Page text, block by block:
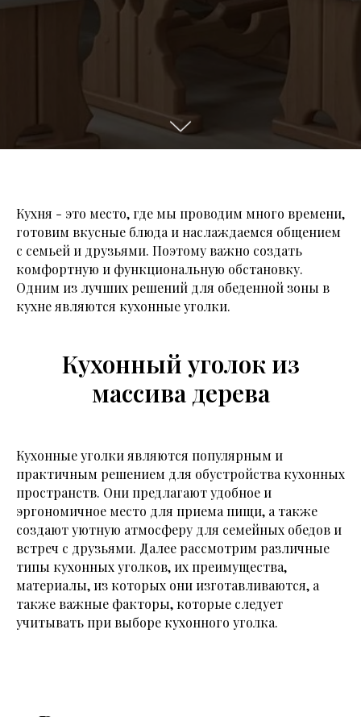
Кухня - это место, где мы проводим много времени,
готовим вкусные блюда и наслаждаемся общением
с семьей и друзьями. Поэтому важно создать
комфортную и функциональную обстановку.
Одним из лучших решений для обеденной зоны в
кухне являются кухонные уголки.
Кухонный уголок из
массива дерева
Кухонные уголки являются популярным и
практичным решением для обустройства кухонных
пространств. Они предлагают удобное и
эргономичное место для приема пищи, а также
создают уютную атмосферу для семейных обедов и
встреч с друзьями. Далее рассмотрим различные
типы кухонных уголков, их преимущества,
материалы, из которых они изготавливаются, а
также важные факторы, которые следует
учитывать при выборе кухонного уголка.